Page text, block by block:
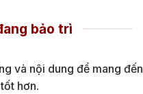
bảo trì
và nội dung để mang đến
hơn.